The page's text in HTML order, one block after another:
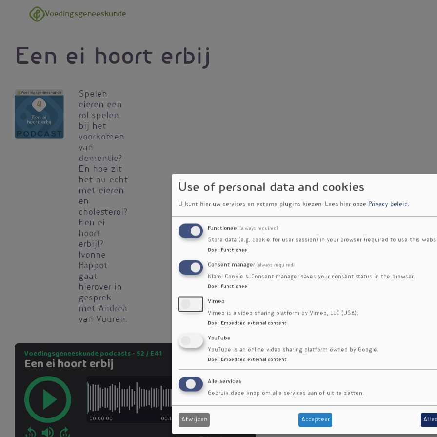
Overslaan en naar de inhoud gaan
Voedingsgeneeskunde
Een ei hoort erbij
Spelen
eieren een
rol spelen
bij het
voorkomen
van
dementie?
En hoe zit
het nu echt
met eieren
en
cholesterol?
Een ei
hoort
erbij!?
Ivonne
Pappot
gaat
hierover in
gesprek
met Andrea
van Vuuren.
Use of personal data and cookies
U kunt hier uw services en externe plugins kiezen. Lees hier onze Privacy beleid.
Functioneel (always required)
Store data (e.g. cookie for user session) in your browser (required to use this
Doel : Functioneel
Consent manager (always required)
Klaro! Cookie & Consent manager saves your consent status in the browser.
Doel : Functioneel
Vimeo
Vimeo is a video sharing platform by Vimeo, LLC (USA).
Doel : Embedded external content
YouTube
YouTube is an online video sharing platform owned by Google.
Doel : Embedded external content
Alle services
Gebruik deze knop om alle services aan of uit te zetten.
Afwijzen Accepteer